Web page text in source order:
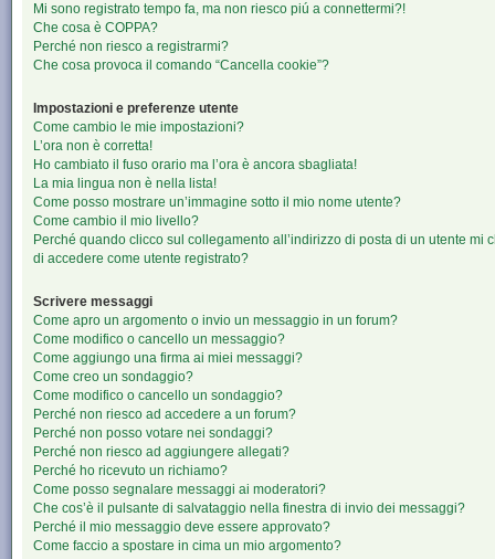
Mi sono registrato tempo fa, ma non riesco piú a connettermi?!
Che cosa è COPPA?
Perché non riesco a registrarmi?
Che cosa provoca il comando “Cancella cookie”?
Impostazioni e preferenze utente
Come cambio le mie impostazioni?
L’ora non è corretta!
Ho cambiato il fuso orario ma l’ora è ancora sbagliata!
La mia lingua non è nella lista!
Come posso mostrare un’immagine sotto il mio nome utente?
Come cambio il mio livello?
Perché quando clicco sul collegamento all’indirizzo di posta di un utente mi
di accedere come utente registrato?
Scrivere messaggi
Come apro un argomento o invio un messaggio in un forum?
Come modifico o cancello un messaggio?
Come aggiungo una firma ai miei messaggi?
Come creo un sondaggio?
Come modifico o cancello un sondaggio?
Perché non riesco ad accedere a un forum?
Perché non posso votare nei sondaggi?
Perché non riesco ad aggiungere allegati?
Perché ho ricevuto un richiamo?
Come posso segnalare messaggi ai moderatori?
Che cos’è il pulsante di salvataggio nella finestra di invio dei messaggi?
Perché il mio messaggio deve essere approvato?
Come faccio a spostare in cima un mio argomento?